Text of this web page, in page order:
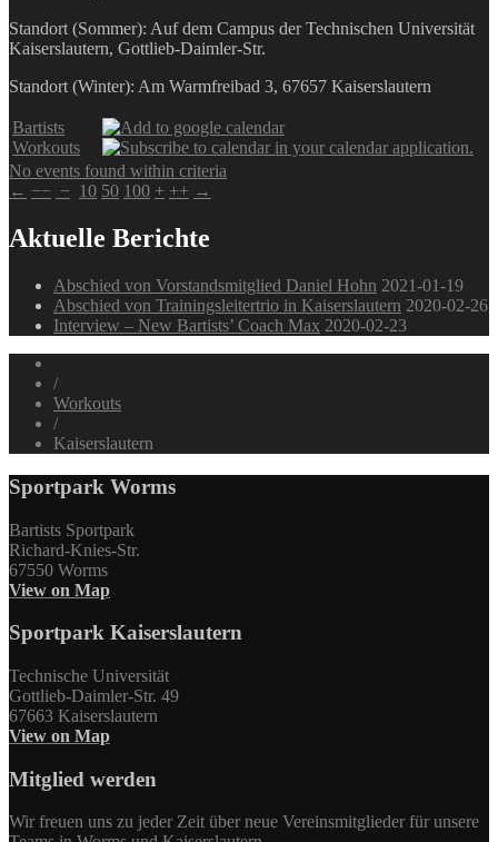
Standort (Sommer): Auf dem Campus der Technischen Universität
Kaiserslautern, Gottlieb-Daimler-Str.
Standort (Winter): Am Warmfreibad 3, 67657 Kaiserslautern
Bartists
Workouts
No events found within criteria
← −− − 10 50 100 + ++ →
Aktuelle Berichte
Abschied von Vorstandsmitglied Daniel Hohn 2021-01-19
Abschied von Trainingsleitertrio in Kaiserslautern 2020-02-26
Interview – New Bartists’ Coach Max 2020-02-23
/
Workouts
/
Kaiserslautern
Sportpark Worms
Bartists Sportpark
Richard-Knies-Str.
67550 Worms
View on Map
Sportpark Kaiserslautern
Technische Universität
Gottlieb-Daimler-Str. 49
67663 Kaiserslautern
View on Map
Mitglied werden
Wir freuen uns zu jeder Zeit über neue Vereinsmitglieder für unsere